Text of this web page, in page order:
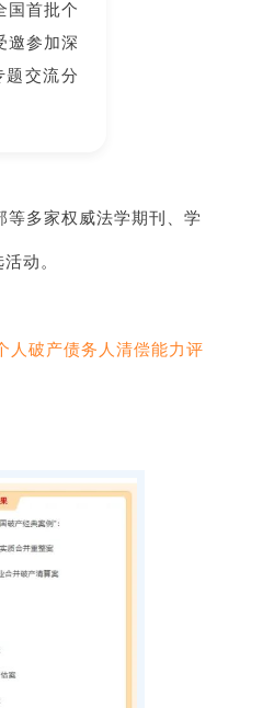
国首批个
邀参加深
题交流分
等多家权威法学期刊、学
动。
人破产债务人清偿能力评